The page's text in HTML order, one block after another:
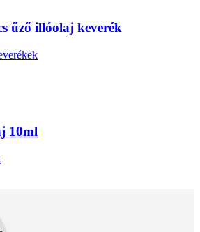
űző illóolaj keverék
10ml